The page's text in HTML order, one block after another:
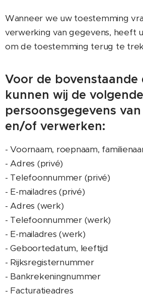
Wanneer we uw toestemming
verwerking van gegevens, heeft
om de toestemming terug te
Voor de bovenstaande
kunnen wij de volgende
persoonsgegevens
en/of verwerken:
- Voornaam, roepnaam,
- Adres (privé)
- Telefoonnummer (privé)
- E-mailadres (privé)
- Adres (werk)
- Telefoonnummer (werk)
- E-mailadres (werk)
- Geboortedatum, leeftijd
- Rijksregisternummer
- Bankrekeningnummer
- Facturatieadres